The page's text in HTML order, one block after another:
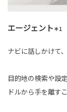
エージェント＊1
ナビに話しかけて
目的地の検索や設
ドルから手を離す